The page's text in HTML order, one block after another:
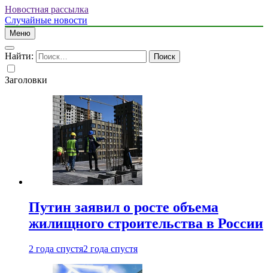
Новостная рассылка
Случайные новости
Меню
Найти:
Заголовки
Путин заявил о росте объема
жилищного строительства в России
2 года спустя2 года спустя